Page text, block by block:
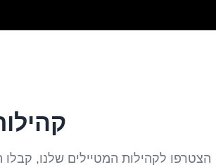
הצטרפו לקהילות המטיילים שלנו, קבלו